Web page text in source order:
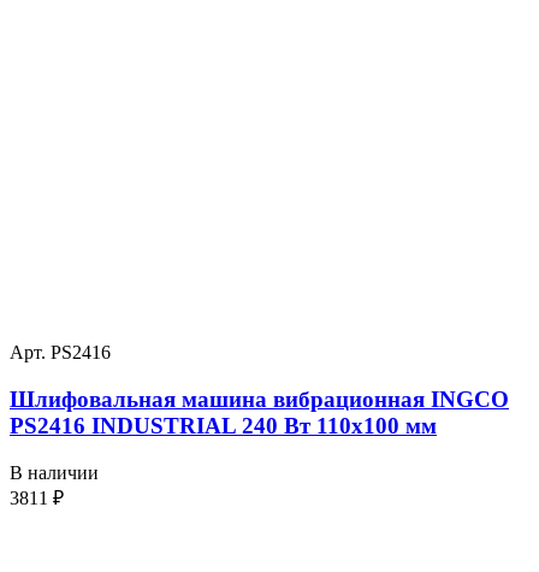
Арт. PS2416
Шлифовальная машина вибрационная INGCO
PS2416 INDUSTRIAL 240 Вт 110х100 мм
В наличии
3811 ₽